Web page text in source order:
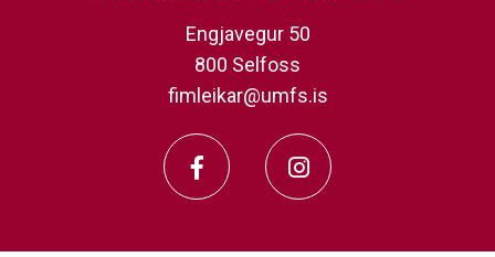
Engjavegur 50
800 Selfoss
fimleikar@umfs.is